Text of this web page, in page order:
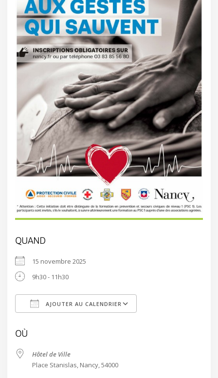
QUAND
15 novembre 2025
9h30 - 11h30
AJOUTER AU CALENDRIER
OÙ
Hôtel de Ville
Place Stanislas, Nancy, 54000